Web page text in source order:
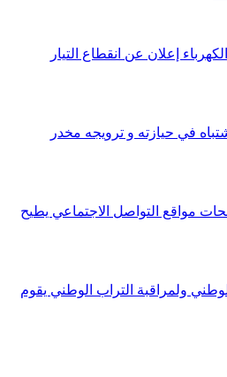
إعلان عن انقطاع التيار
في حيازته و ترويجه مخدر
مواقع التواصل الاجتماعي يطيح
ولمراقبة التراب الوطني يقوم